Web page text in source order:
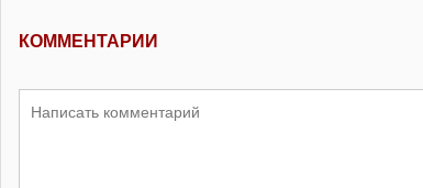
КОММЕНТАРИИ